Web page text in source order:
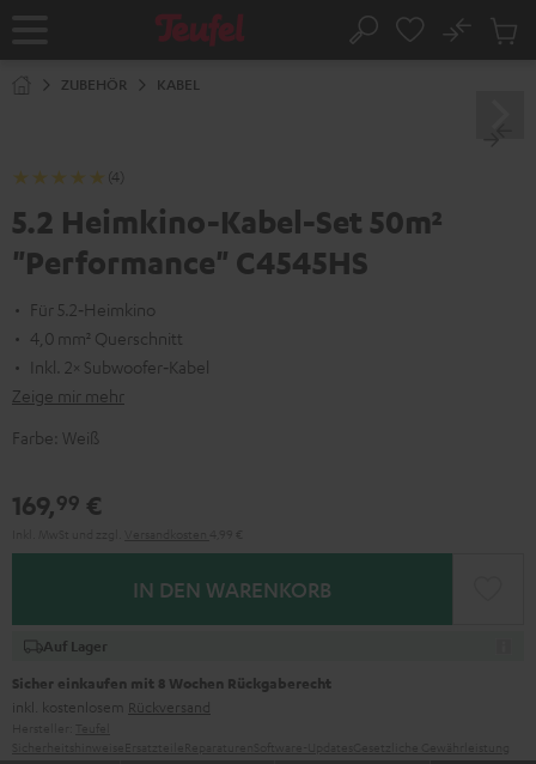
Startseite Suche
No
ZUBEHÖR KABEL
(4)
5.2 Heimkino-Kabel-Set 50m²
"Performance" C4545HS
Für 5.2‑Heimkino
4,0 mm² Querschnitt
Inkl. 2× Subwoofer‑Kabel
Zeige mir mehr
Farbe: Weiß
169,99 €
IN DEN WARENKORB
Auf Lager
Sicher einkaufen mit 8 Wochen Rückgaberecht
inkl. kostenlosem Rückversand